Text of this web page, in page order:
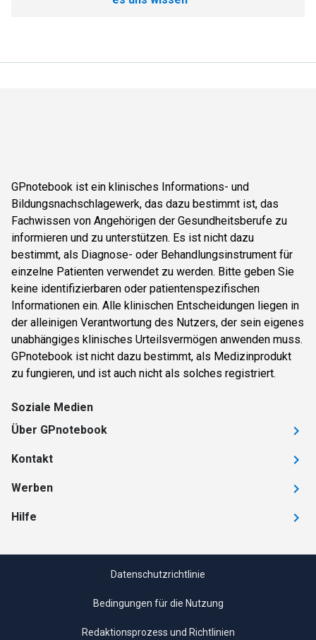
GPnotebook ist ein klinisches Informations- und
Bildungsnachschlagewerk, das dazu bestimmt ist, das
Fachwissen von Angehörigen der Gesundheitsberufe zu
informieren und zu unterstützen. Es ist nicht dazu
bestimmt, als Diagnose- oder Behandlungsinstrument für
einzelne Patienten verwendet zu werden. Bitte geben Sie
keine identifizierbaren oder patientenspezifischen
Informationen ein. Alle klinischen Entscheidungen liegen in
der alleinigen Verantwortung des Nutzers, der sein eigenes
unabhängiges klinisches Urteilsvermögen anwenden muss.
GPnotebook ist nicht dazu bestimmt, als Medizinprodukt
zu fungieren, und ist auch nicht als solches registriert.
Soziale Medien
Über GPnotebook
Kontakt
Werben
Hilfe
Datenschutzrichtlinie
Bedingungen für die Nutzung
Redaktionsprozess und Richtlinien